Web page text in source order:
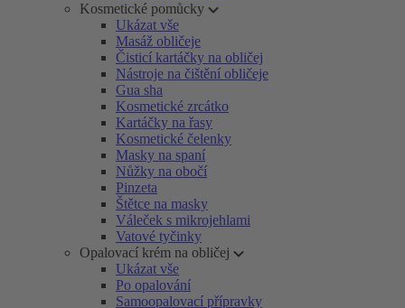
Kosmetické pomůcky
Ukázat vše
Masáž obličeje
Čisticí kartáčky na obličej
Nástroje na čištění obličeje
Gua sha
Kosmetické zrcátko
Kartáčky na řasy
Kosmetické čelenky
Masky na spaní
Nůžky na obočí
Pinzeta
Štětce na masky
Váleček s mikrojehlami
Vatové tyčinky
Opalovací krém na obličej
Ukázat vše
Po opalování
Samoopalovací přípravky